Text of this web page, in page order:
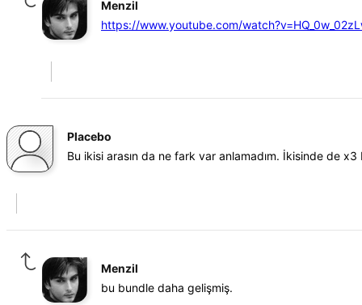
Menzil
https://www.youtube.com/
Placebo
Bu ikisi arasın da ne fark var anlamadım. İkisinde de x3
Menzil
bu bundle daha gelişmiş.